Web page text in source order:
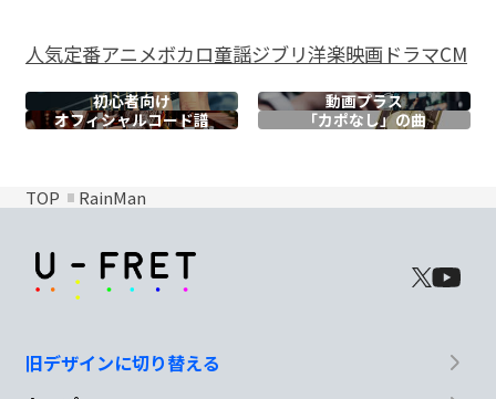
人気定番アニメボカロ童謡ジブリ洋楽映画ドラマCM
初心者向け
動画プラス
オフィシャルコード譜 「カポなし」の曲
TOP RainMan
旧デザインに切り替える